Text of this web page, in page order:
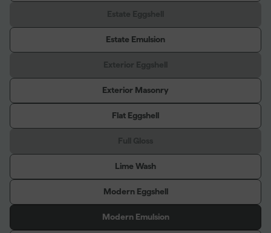
Estate Emulsion
Exterior Masonry
Flat Eggshell
Lime Wash
Modern Eggshell
Modern Emulsion